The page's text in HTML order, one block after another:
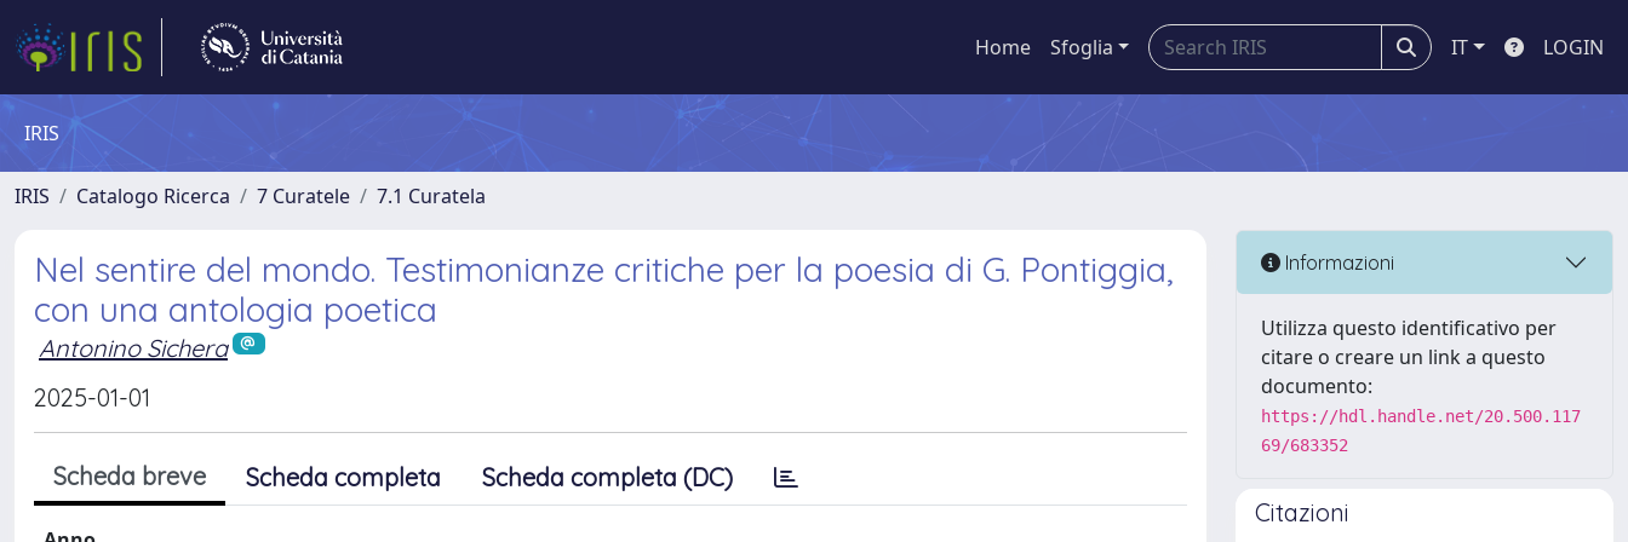
Home Sfoglia IT LOGIN
IRIS
IRIS Catalogo Ricerca 7 Curatele 7.1 Curatela
Nel sentire del mondo. Testimonianze critiche per la poesia di G. Pontiggia,
con una antologia poetica
Antonino Sichera
2025-01-01
Scheda breve Scheda completa Scheda completa (DC)
Informazioni
Utilizza questo identificativo per
citare o creare un link a questo
documento:
https://hdl.handle.net/20.500.117
69/683352
Citazioni